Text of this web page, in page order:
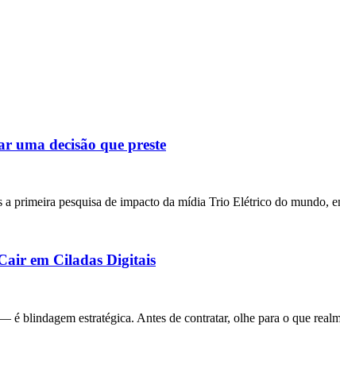
uma decisão que preste
primeira pesquisa de impacto da mídia Trio Elétrico do mundo,
em Ciladas Digitais
blindagem estratégica. Antes de contratar, olhe para o que